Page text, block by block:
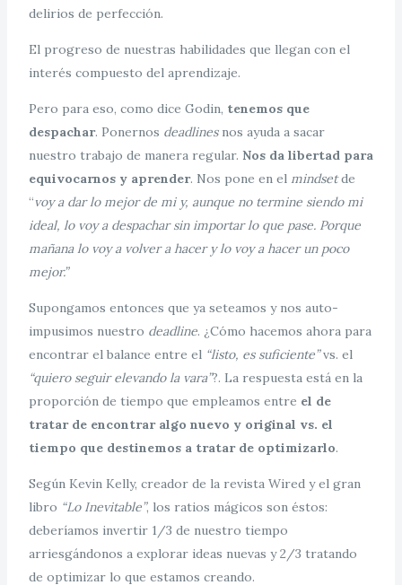
delirios de perfección.
El progreso de nuestras habilidades que llegan con el
interés compuesto del aprendizaje.
Pero para eso, como dice Godin, tenemos que
despachar. Ponernos deadlinesnos ayuda a sacar
nuestro trabajo de manera regular. Nos da libertad para
equivocarnos y aprender. Nos pone en el mindsetde
“voy a dar lo mejor de mi y, aunque no termine siendo mi
ideal, lo voy a despachar sin importar lo que pase. Porque
mañana lo voy a volver a hacer y lo voy a hacer un poco
mejor.”
Supongamos entonces que ya seteamos y nos auto-
impusimos nuestro deadline. ¿Cómo hacemos ahora para
encontrar el balance entre el “listo, es suficiente”vs. el
“quiero seguir elevando la vara”?. La respuesta está en la
proporción de tiempo que empleamos entre el de
tratar de encontrar algo nuevo y original vs. el
tiempo que destinemos a tratar de optimizarlo.
Según Kevin Kelly, creador de la revista Wired y el gran
libro “Lo Inevitable”, los ratios mágicos son éstos:
deberíamos invertir 1/3 de nuestro tiempo
arriesgándonos a explorar ideas nuevas y 2/3 tratando
de optimizar lo que estamos creando.